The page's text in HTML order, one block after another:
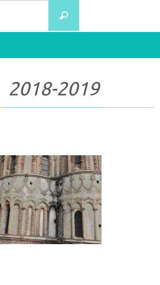
Search
2018-2019